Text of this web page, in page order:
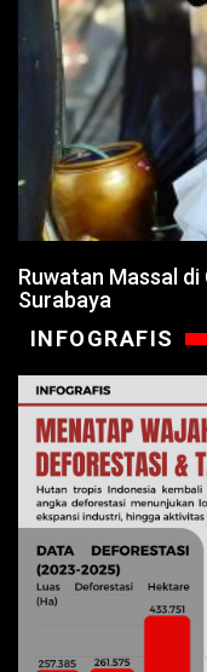
Ruwatan Massal
Surabaya
INFOGRAFIS